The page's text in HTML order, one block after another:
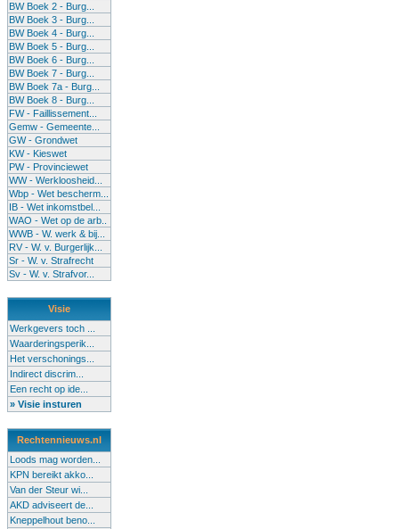
BW Boek 2 - Burg...
BW Boek 3 - Burg...
BW Boek 4 - Burg...
BW Boek 5 - Burg...
BW Boek 6 - Burg...
BW Boek 7 - Burg...
BW Boek 7a - Burg...
BW Boek 8 - Burg...
FW - Faillissement...
Gemw - Gemeente...
GW - Grondwet
KW - Kieswet
PW - Provinciewet
WW - Werkloosheid...
Wbp - Wet bescherm...
IB - Wet inkomstbel...
WAO - Wet op de arb..
WWB - W. werk & bij...
RV - W. v. Burgerlijk...
Sr - W. v. Strafrecht
Sv - W. v. Strafvor...
Visie
Werkgevers toch ...
Waarderingsperik...
Het verschonings...
Indirect discrim...
Een recht op ide...
» Visie insturen
Rechtennieuws.nl
Loods mag worden...
KPN bereikt akko...
Van der Steur wi...
AKD adviseert de...
Kneppelhout beno...